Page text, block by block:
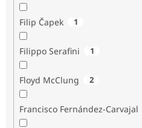
Filip Čapek 1
Filippo Serafini 1
Floyd McClung 2
Francisco Fernández-Carvajal